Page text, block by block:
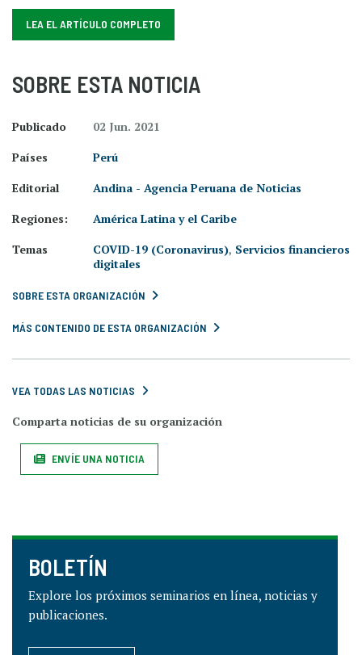
LEA EL ARTÍCULO COMPLETO
SOBRE ESTA NOTICIA
Publicado
02 Jun. 2021
Países
Perú
Editorial
Andina - Agencia Peruana de Noticias
Regiones:
América Latina y el Caribe
Temas
COVID-19 (Coronavirus), Servicios financieros
digitales
SOBRE ESTA ORGANIZACIÓN
MÁS CONTENIDO DE ESTA ORGANIZACIÓN
VEA TODAS LAS NOTICIAS
Comparta noticias de su organización
ENVÍE UNA NOTICIA
BOLETÍN
Explore los próximos seminarios en línea, noticias y
publicaciones.